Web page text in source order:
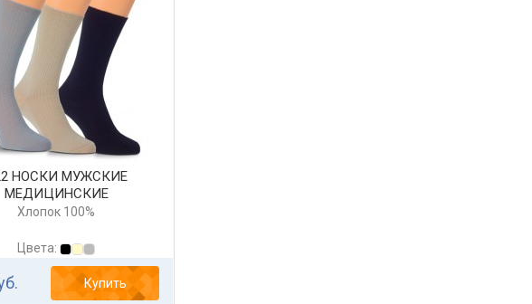
НОСКИ МУЖСКИЕ
МЕДИЦИНСКИЕ
Хлопок 100%
Цвета:
Купить